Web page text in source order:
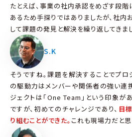
たとえば、事業の社内承認をめざす段階
あるため手探りではありましたが、社内
して課題の発見と解決を繰り返してきま
S.K
そうですね。課題を解決することでプロ
の駆動力はメンバーや関係者の強い連
ジェクトは「One Team」という印象が
ですが、初めてのチャレンジであり、 目
り組むことができた。 これも現場力だと思